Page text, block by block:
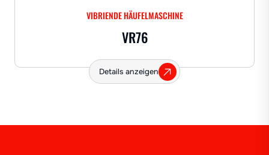
VIBRIENDE HÄUFELMASCHINE
VR76
Details anzeigen